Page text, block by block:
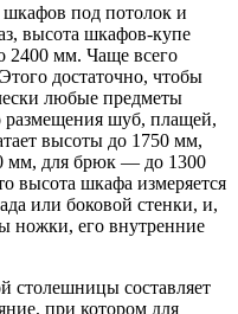
под потолок и
высота шкафов-купе
2400 мм. Чаще всего
достаточно, чтобы
любые предметы
размещения шуб, плащей,
высоты до 1750 мм,
мм, для брюк — до 1300
высота шкафа измеряется
или боковой стенки, и,
ножки, его внутренние
столешницы составляет
при котором для